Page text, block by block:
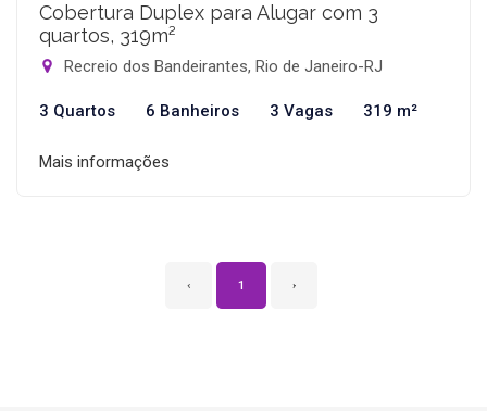
Cobertura Duplex para Alugar com 3
quartos, 319m²
Recreio dos Bandeirantes, Rio de Janeiro-RJ
3 Quartos 6 Banheiros 3 Vagas 319 m²
Mais informações
‹ 1 ›